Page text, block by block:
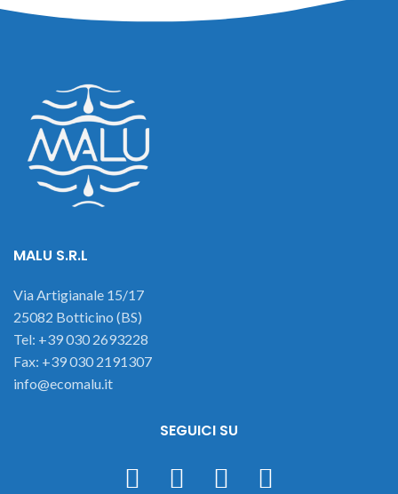
MALU S.R.L
Via Artigianale 15/17
25082 Botticino (BS)
Tel: +39 030 2693228
Fax: +39 030 2191307
info@ecomalu.it
SEGUICI SU